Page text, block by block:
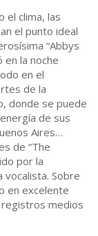
el clima, las
el punto ideal
“Abbys
en la noche
en el
de la
donde se puede
de sus
Aires…
de “The
por la
vocalista. Sobre
en excelente
medios